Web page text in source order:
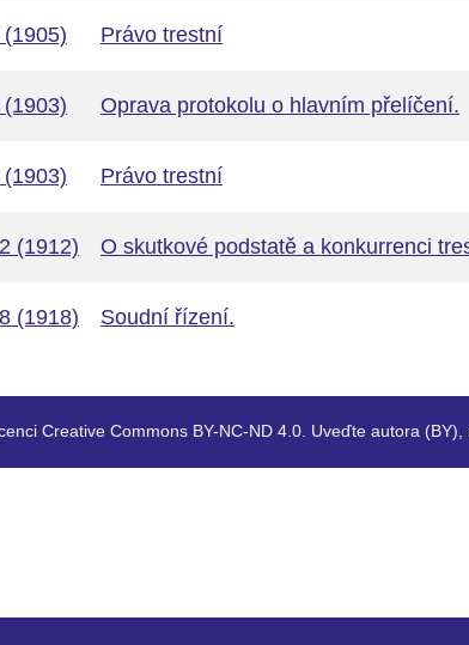
Právo trestní
Oprava protokolu o hlavním přelíčení.
Právo trestní
(1912) O skutkové podstatě a konkurrenci
(1918) Soudní řízení.
Creative Commons BY-NC-ND 4.0. Uveďte autora